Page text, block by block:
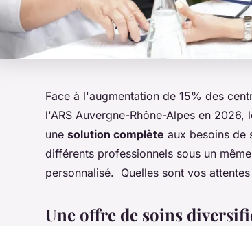
Face à l'augmentation de 15% des
l'ARS Auvergne-Rhône-Alpes en
une solution complète aux besoins de
différents professionnels sous un
personnalisé. Quelles sont vos
Une offre de soins